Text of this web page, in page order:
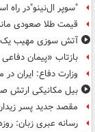
"سوپر ال‌نینو"در راه
قیمت طلا صعودی
آتش سوزی مهیب یک ساختمان ۱۲
بازتاب «پیمان
وزارت دفاع: ایران
بیل مکانیکی ارتش
مقصد جدید پسر
رسانه عبری زبان: